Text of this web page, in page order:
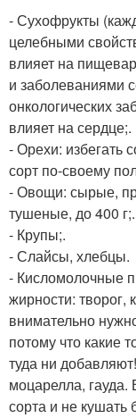
- Сухофрукты
целебными
влияет на
и заболеваниями
онкологических
влияет на сердце;.
- Орехи: избегать
сорт по-своему
- Овощи: сырые,
тушеные, до 400 г;.
- Крупы;.
- Слайсы, хлебцы.
- Кисломолочные
жирности: творог,
внимательно
потому что какие
туда ни
моцарелла,
сорта и не кушать